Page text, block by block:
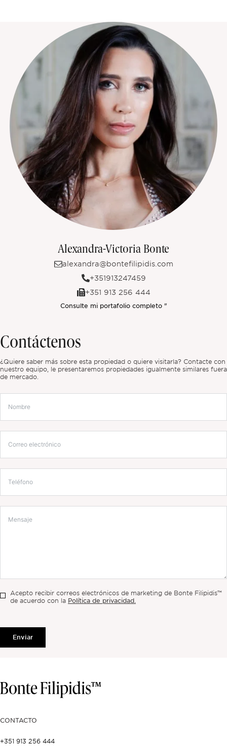
Alexandra-Victoria Bonte
alexandra@bontefilipidis.com
+351913247459
+351 913 256 444
Consulte mi portafolio completo "
Contáctenos
¿Quiere saber más sobre esta propiedad o quiere visitarla? Contacte con
nuestro equipo, le presentaremos propiedades igualmente similares fuera
de mercado.
Acepto recibir correos electrónicos de marketing de Bonte Filipidis™
de acuerdo con la Política de privacidad.
Enviar
CONTACTO
+351 913 256 444